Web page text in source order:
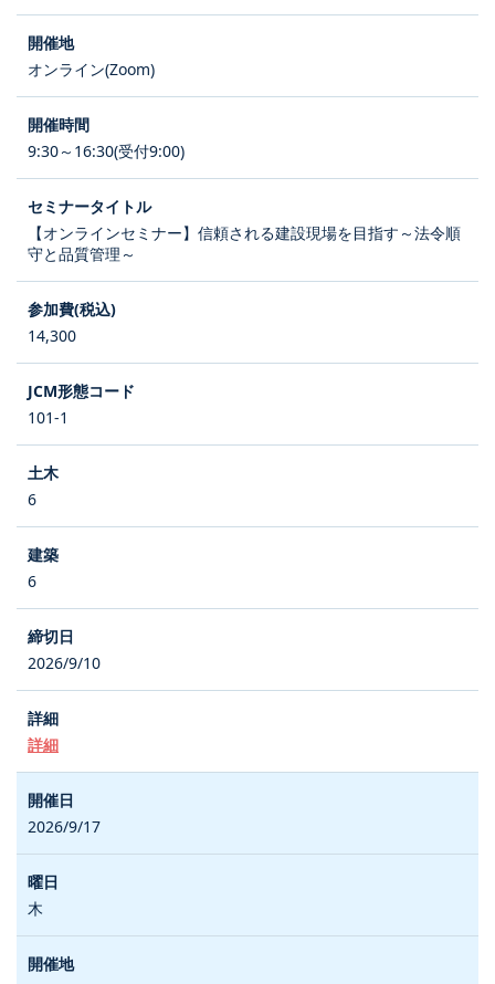
オンライン(Zoom)
9:30～16:30(受付9:00)
【オンラインセミナー】信頼される建設現場を目指す～法令順
守と品質管理～
14,300
101-1
6
6
2026/9/10
詳細
2026/9/17
木